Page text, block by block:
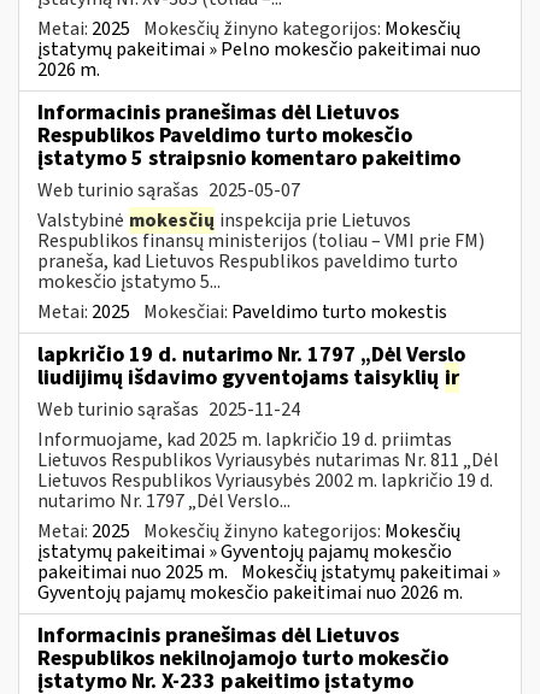
Metai: 2025 Mokesčių žinyno kategorijos: Mokesčių
įstatymų pakeitimai » Pelno mokesčio pakeitimai nuo
2026 m.
Informacinis pranešimas dėl Lietuvos
Respublikos Paveldimo turto mokesčio
įstatymo 5 straipsnio komentaro pakeitimo
Web turinio sąrašas 2025-05-07
Valstybinė mokesčių inspekcija prie Lietuvos
Respublikos finansų ministerijos (toliau – VMI prie FM)
praneša, kad Lietuvos Respublikos paveldimo turto
mokesčio įstatymo 5...
Metai: 2025 Mokesčiai: Paveldimo turto mokestis
lapkričio 19 d. nutarimo Nr. 1797 „Dėl Verslo
liudijimų išdavimo gyventojams taisyklių ir
Web turinio sąrašas 2025-11-24
Informuojame, kad 2025 m. lapkričio 19 d. priimtas
Lietuvos Respublikos Vyriausybės nutarimas Nr. 811 „Dėl
Lietuvos Respublikos Vyriausybės 2002 m. lapkričio 19 d.
nutarimo Nr. 1797 „Dėl Verslo...
Metai: 2025 Mokesčių žinyno kategorijos: Mokesčių
įstatymų pakeitimai » Gyventojų pajamų mokesčio
pakeitimai nuo 2025 m. Mokesčių įstatymų pakeitimai »
Gyventojų pajamų mokesčio pakeitimai nuo 2026 m.
Informacinis pranešimas dėl Lietuvos
Respublikos nekilnojamojo turto mokesčio
įstatymo Nr. X-233 pakeitimo įstatymo